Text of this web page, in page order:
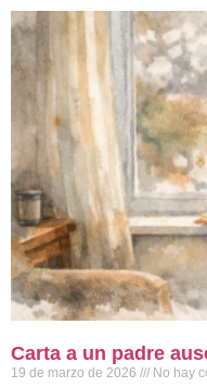
Carta a un padre
19 de marzo de 2026 No hay